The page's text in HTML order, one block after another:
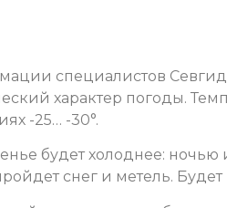
специалистов
характер погоды.
-25… -30°.
будет холоднее:
снег и метель.